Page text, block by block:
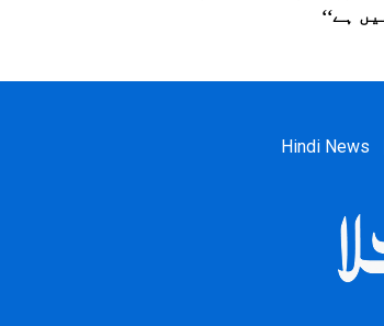
ہے‘‘
Hindi News